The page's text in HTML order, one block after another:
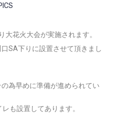
花火大会が実施されます。
SA下りに設置させて頂きまし
為早めに準備が進められてい
も設置してあります。